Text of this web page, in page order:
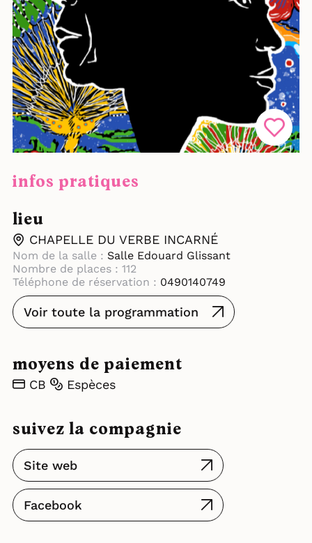
infos pratiques
lieu
CHAPELLE DU VERBE INCARNÉ
Nom de la salle : Salle Edouard Glissant
Nombre de places : 112
Téléphone de réservation : 0490140749
Voir toute la programmation
moyens de paiement
CB Espèces
suivez la compagnie
Site web
Facebook